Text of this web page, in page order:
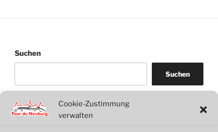
Cookie-Zustimmung
verwalten
Suchen
Suchen
WordPress
WhatsApp
Facebook
Link